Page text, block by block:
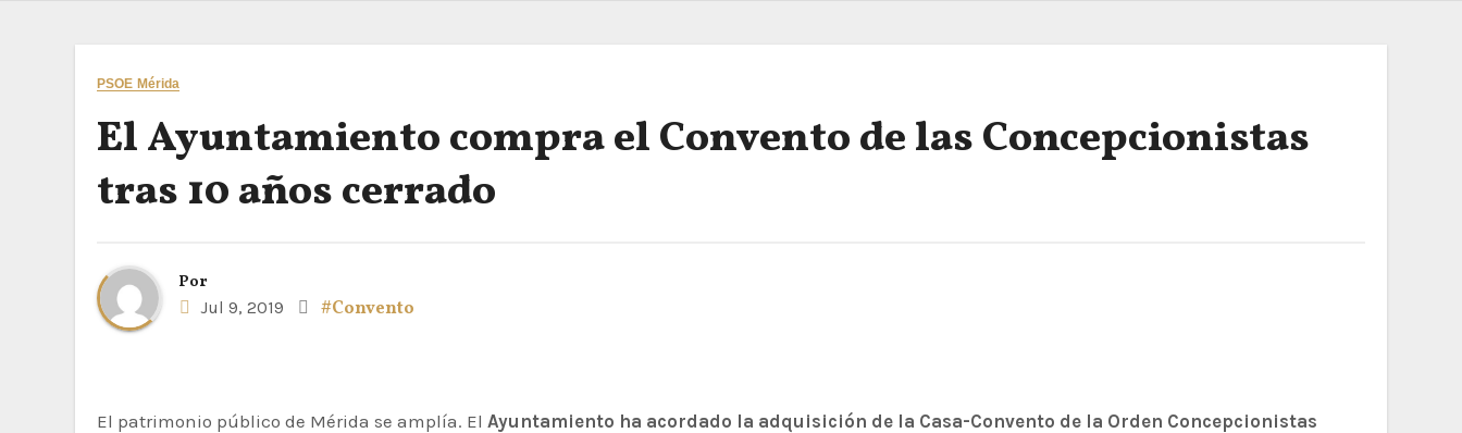
PSOE Mérida
El Ayuntamiento compra el Convento de las Concepcionistas
tras 10 años cerrado
Por
Jul 9, 2019
#Convento
El patrimonio público de Mérida se amplía. El Ayuntamiento ha acordado la adquisición de la Casa-Convento de la Orden Concepcionistas